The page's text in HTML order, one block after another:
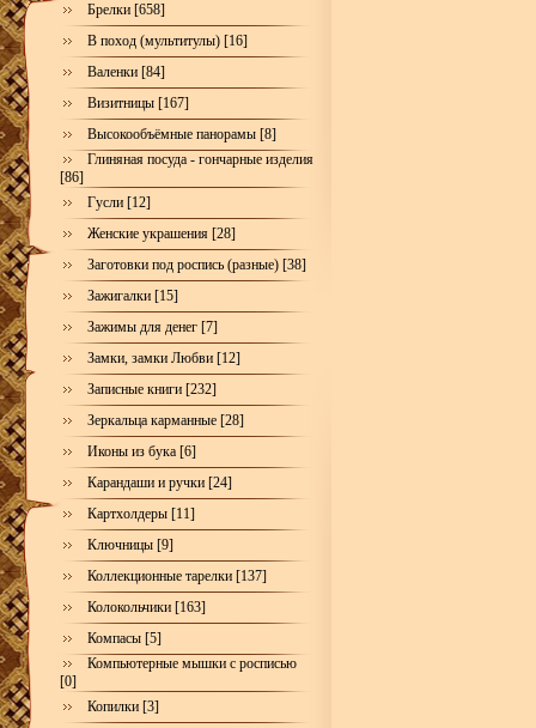
Брелки [658]
В поход (мультитулы) [16]
Валенки [84]
Визитницы [167]
Высокообъёмные панорамы [8]
Глиняная посуда - гончарные изделия
[86]
Гусли [12]
Женские украшения [28]
Заготовки под роспись (разные) [38]
Зажигалки [15]
Зажимы для денег [7]
Замки, замки Любви [12]
Записные книги [232]
Зеркальца карманные [28]
Иконы из бука [6]
Карандаши и ручки [24]
Картхолдеры [11]
Ключницы [9]
Коллекционные тарелки [137]
Колокольчики [163]
Компасы [5]
Компьютерные мышки с росписью
[0]
Копилки [3]